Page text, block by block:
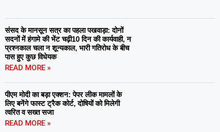
संसद के मानसून सत्र का पहला पखवाड़ा: दोनों
सदनों में हंगामे की भेंट चढ़ी10 दिन की कार्यवाही, न
प्रश्नकाल चला न शून्यकाल, भारी गतिरोध के बीच
पास हुए कुछ विधेयक
READ MORE »
पीएम मोदी का बड़ा एक्शन: पेपर लीक मामलों के
लिए बनेंगे फास्ट ट्रैक कोर्ट, दोषियों को मिलेगी
त्वरित व सख्त सजा
READ MORE »